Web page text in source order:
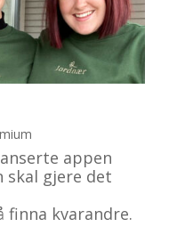
appen
skal gjere det
kvarandre.